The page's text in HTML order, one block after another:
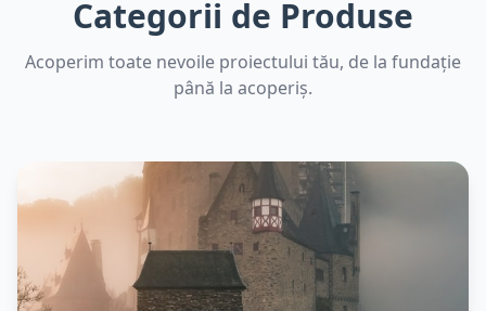
Categorii de Produse
Acoperim toate nevoile proiectului tău, de la fundație
până la acoperiș.